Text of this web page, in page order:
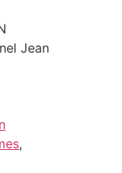
Jean
,